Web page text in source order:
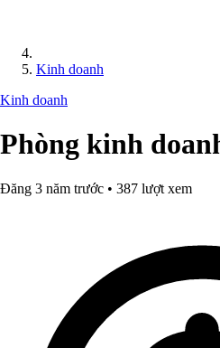
Kinh doanh
Kinh doanh
Phòng kinh
Đăng 3 năm trước • 387 lượt xem